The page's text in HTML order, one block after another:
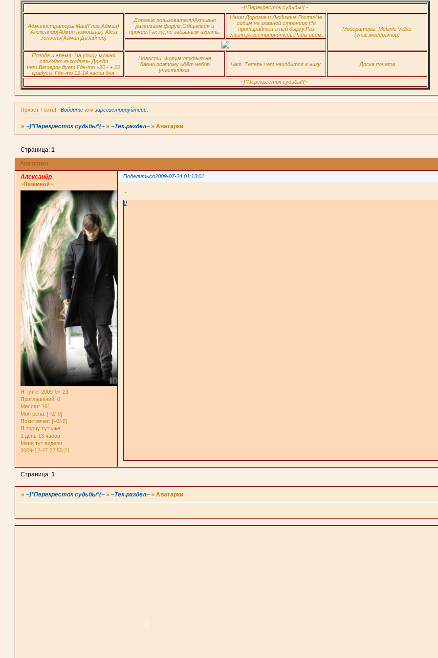
~)*Перекресток судьбы*(~
Администраторы.Маи(Глав.Админ)
Александр(Админ помошник) Alicia
Jonsons(Админ Дизайнер)
Дорогие пользователи!Активно
развиваем форум.Общаемся и
прочее.Так же,не забываем играть.
Наши Дорогие и Любимые Гости!Не
сидим на главной странице.Не
протирайтен а ней дырку.Раз
зашли,регестрируйтесь.Рады всем.
Модераторы. Melanie Veber
(глав.модератор)
Погода и время. На улицу можно
спокойно выходить.Дождя
нет.Ветерок дует.Где-то +20 - + 22
градуса. Где-то 12-14 часов дня.
Новости. Форум открыт не
давно,поэтому идёт набор
участников.
Чат. Теперь чат находится в низу. Доска почета
~)*Перекресток судьбы*(~
Привет, Гость! Войдитеили зарегистрируйтесь
»~)*Перекресток судьбы*(~ »~Тех.раздел~ »Аватарки
Аватарки
Страница:1
Поделиться2009-07-24 01:13:01
Александр
~Неземной~
Я тут с: 2009-07-23
Приглашений: 0
Мессаг: 161
Моя репа: [+0/-0]
Позитивчег: [+0/-0]
Я торчу тут уже:
1 день 13 часов
Меня тут видели
2009-12-27 22:55:21
0
Страница:1
»~)*Перекресток судьбы*(~ »~Тех.раздел~ »Аватарки